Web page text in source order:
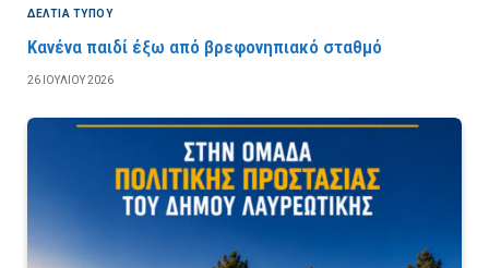
ΔΕΛΤΙΑ ΤΥΠΟΥ
Κανένα παιδί έξω από βρεφονηπιακό σταθμό
26 ΙΟΥΛΊΟΥ 2026